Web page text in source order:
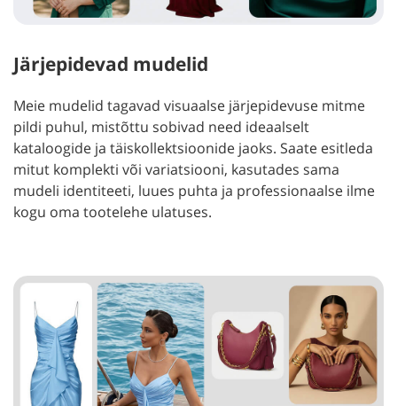
Järjepidevad mudelid
Meie mudelid tagavad visuaalse järjepidevuse mitme
pildi puhul, mistõttu sobivad need ideaalselt
kataloogide ja täiskollektsioonide jaoks. Saate esitleda
mitut komplekti või variatsiooni, kasutades sama
mudeli identiteeti, luues puhta ja professionaalse ilme
kogu oma tootelehe ulatuses.